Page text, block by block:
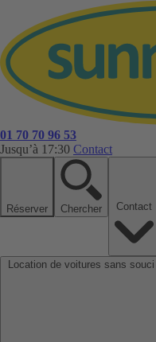
01 70 70 96 53
Jusqu’à 17:30 Contact
Réserver Chercher